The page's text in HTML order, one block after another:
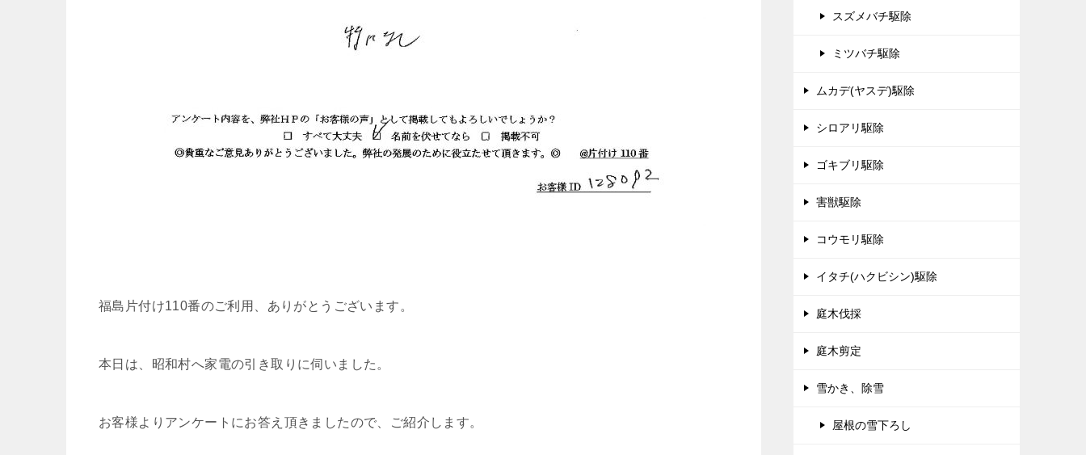
福島片付け110番のご利用、ありがとうございます。
本日は、昭和村へ家電の引き取りに伺いました。
お客様よりアンケートにお答え頂きましたので、ご紹介します。
スズメバチ駆除
ミツバチ駆除
ムカデ(ヤスデ)駆除
シロアリ駆除
ゴキブリ駆除
害獣駆除
コウモリ駆除
イタチ(ハクビシン)駆除
庭木伐採
庭木剪定
雪かき、除雪
屋根の雪下ろし